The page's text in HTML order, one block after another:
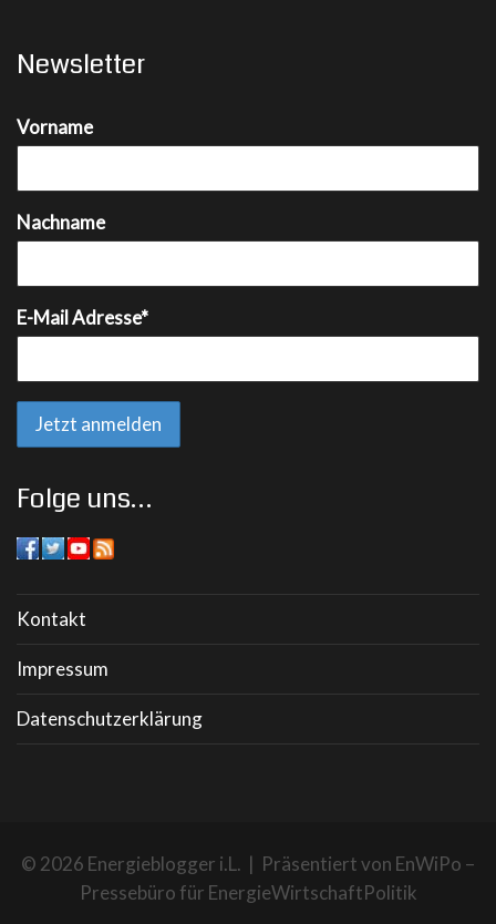
Newsletter
Vorname
Nachname
E-Mail Adresse*
Folge uns…
Kontakt
Impressum
Datenschutzerklärung
© 2026 Energieblogger i.L. | Präsentiert von EnWiPo –
Pressebüro für EnergieWirtschaftPolitik